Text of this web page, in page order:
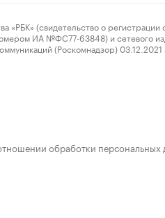
(свидетельство о регистрации
ИА №ФС77-63848) и сетевого
(Роскомнадзор)
обработки персональных